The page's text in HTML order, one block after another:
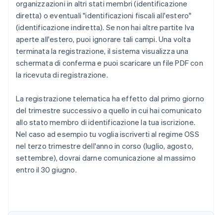
organizzazioni in altri stati membri (identificazione
diretta) o eventuali "identificazioni fiscali all'estero"
(identificazione indiretta). Se non hai altre partite Iva
aperte all'estero, puoi ignorare tali campi. Una volta
terminata la registrazione, il sistema visualizza una
schermata di conferma e puoi scaricare un file PDF con
la ricevuta di registrazione.
La registrazione telematica ha effetto dal primo giorno
del trimestre successivo a quello in cui hai comunicato
allo stato membro di identificazione la tua iscrizione.
Nel caso ad esempio tu voglia iscriverti al regime OSS
nel terzo trimestre dell'anno in corso (luglio, agosto,
settembre), dovrai darne comunicazione al massimo
entro il 30 giugno.